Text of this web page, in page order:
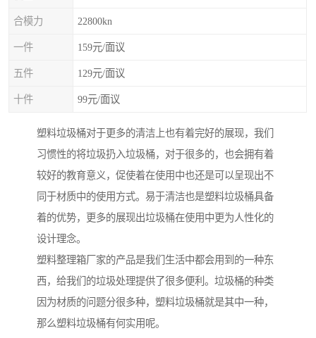
合模力 22800kn
一件 159元/面议
五件 129元/面议
十件 99元/面议
塑料垃圾桶对于更多的清洁上也有着完好的展现，我们
习惯性的将垃圾扔入垃圾桶，对于很多的，也会拥有着
较好的教育意义，促使着在使用中也还是可以呈现出不
同于材质中的使用方式。易于清洁也是塑料垃圾桶具备
着的优势，更多的展现出垃圾桶在使用中更为人性化的
设计理念。
塑料整理箱厂家的产品是我们生活中都会用到的一种东
西，给我们的垃圾处理提供了很多便利。垃圾桶的种类
因为材质的问题分很多种，塑料垃圾桶就是其中一种，
那么塑料垃圾桶有何实用呢。